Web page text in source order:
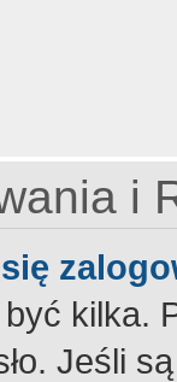
i
kilka.
Jeśli